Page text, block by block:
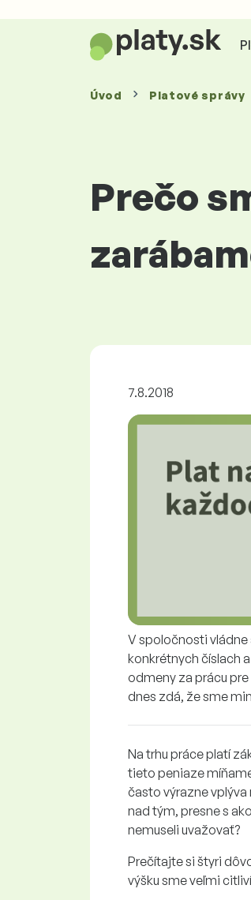
Úvod Platovésprávy
Prečo
7.8.2018
V spoločnosti vládne
konkrétnych číslach
odmeny za prácu
dnes zdá, že sme
Na trhu práce platí
tieto peniaze
často výrazne vplýva
nad tým, presne s
nemuseli uvažovať?
Prečítajte si štyri
výšku sme veľmi